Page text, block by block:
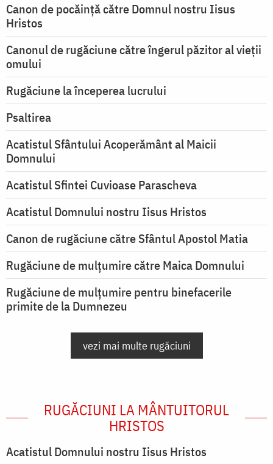
Canon de pocăință către Domnul nostru Iisus
Hristos
Canonul de rugăciune către îngerul păzitor al vieții
omului
Rugăciune la începerea lucrului
Psaltirea
Acatistul Sfântului Acoperământ al Maicii
Domnului
Acatistul Sfintei Cuvioase Parascheva
Acatistul Domnului nostru Iisus Hristos
Canon de rugăciune către Sfântul Apostol Matia
Rugăciune de mulţumire către Maica Domnului
Rugăciune de mulțumire pentru binefacerile
primite de la Dumnezeu
vezi mai multe rugăciuni
RUGĂCIUNI LA MÂNTUITORUL
HRISTOS
Acatistul Domnului nostru Iisus Hristos